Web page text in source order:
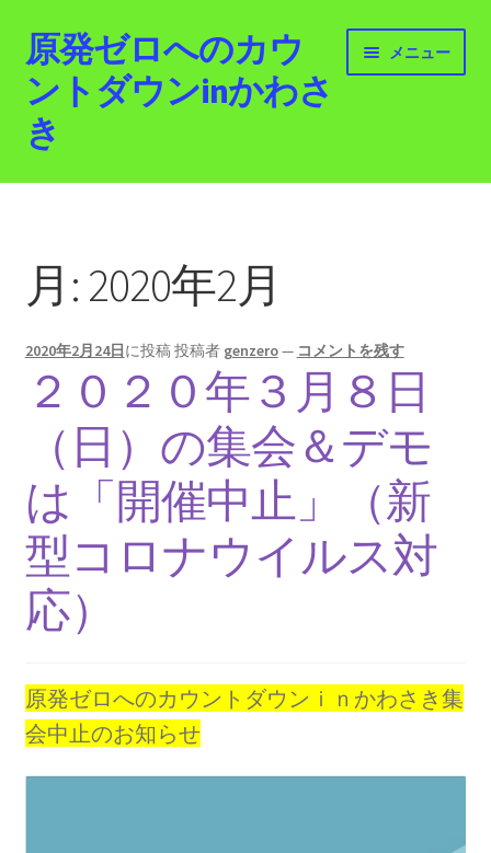
ナ
ビ
ゲ
ー
シ
キ
ッ
プ
コ
ン
テ
ン
ツ
プ
原発ゼロへのカウ
ントダウンinかわさ
き
メニュー
ホーム
活動紹介
2012.3.11 「原発ゼロへのカウントダウンinかわさ
き」「原発ゼロへの行進！誰でもデモ！」
原発ゼロ金曜日行動 inかわさき
2013.3.10 第２回原発ゼロへのカウントダウンinかわ
さき 集会
2014.3.16 第３回原発ゼロへのカウントダウンinかわ
さき 集会
科会【原発は人権問題だ】 福島からの発言
さき 集会
月: 2020年2月
2020年2月24日に投稿投稿者 genzero— コメントを残す
２０２０年３月８日
（日）の集会＆デモ
は「開催中止」（新
型コロナウイルス対
応）
原発ゼロへのカウントダウンｉｎかわさき集
会中止のお知らせ